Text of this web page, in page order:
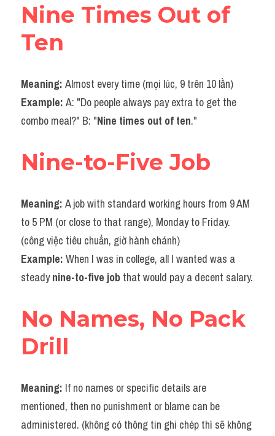
Nine Times Out of
Ten
Meaning: Almost every time (mọi lúc, 9 trên 10 lần)
Example: A: "Do people always pay extra to get the
combo meal?" B: "Nine times out of ten."
Nine-to-Five Job
Meaning: A job with standard working hours from 9 AM
to 5 PM (or close to that range), Monday to Friday.
(công việc tiêu chuẩn, giờ hành chánh)
Example: When I was in college, all I wanted was a
steady nine-to-five job that would pay a decent salary.
No Names, No Pack
Drill
Meaning: If no names or specific details are
mentioned, then no punishment or blame can be
administered. (không có thông tin ghi chép thì sẽ không